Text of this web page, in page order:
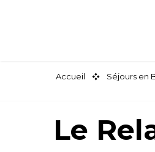
Accueil Séjours en
Le